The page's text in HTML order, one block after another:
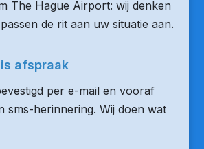
The Hague Airport: wij denken
de rit aan uw situatie aan.
afspraak
per e-mail en vooraf
sms-herinnering. Wij doen wat